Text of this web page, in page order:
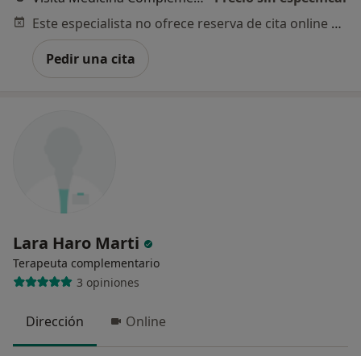
Este especialista no ofrece reserva de cita online en esta dirección.
Pedir una cita
Lara Haro Marti
Terapeuta complementario
3 opiniones
Dirección Online